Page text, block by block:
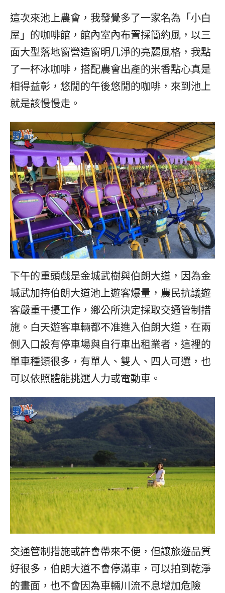
這次來池上農會，我發覺多了一家名為「小白
屋」的咖啡館，館內室內布置採簡約風，以三
面大型落地窗營造窗明几淨的亮麗風格，我點
了一杯冰咖啡，搭配農會出產的米香點心真是
相得益彰，悠閒的午後悠閒的咖啡，來到池上
就是該慢慢走。
下午的重頭戲是金城武樹與伯朗大道，因為金
城武加持伯朗大道池上遊客爆量，農民抗議遊
客嚴重干擾工作，鄉公所決定採取交通管制措
施。白天遊客車輛都不准進入伯朗大道，在兩
側入口設有停車場與自行車出租業者，這裡的
單車種類很多，有單人、雙人、四人可選，也
可以依照體能挑選人力或電動車。
交通管制措施或許會帶來不便，但讓旅遊品質
好很多，伯朗大道不會停滿車，可以拍到乾淨
的畫面，也不會因為車輛川流不息增加危險